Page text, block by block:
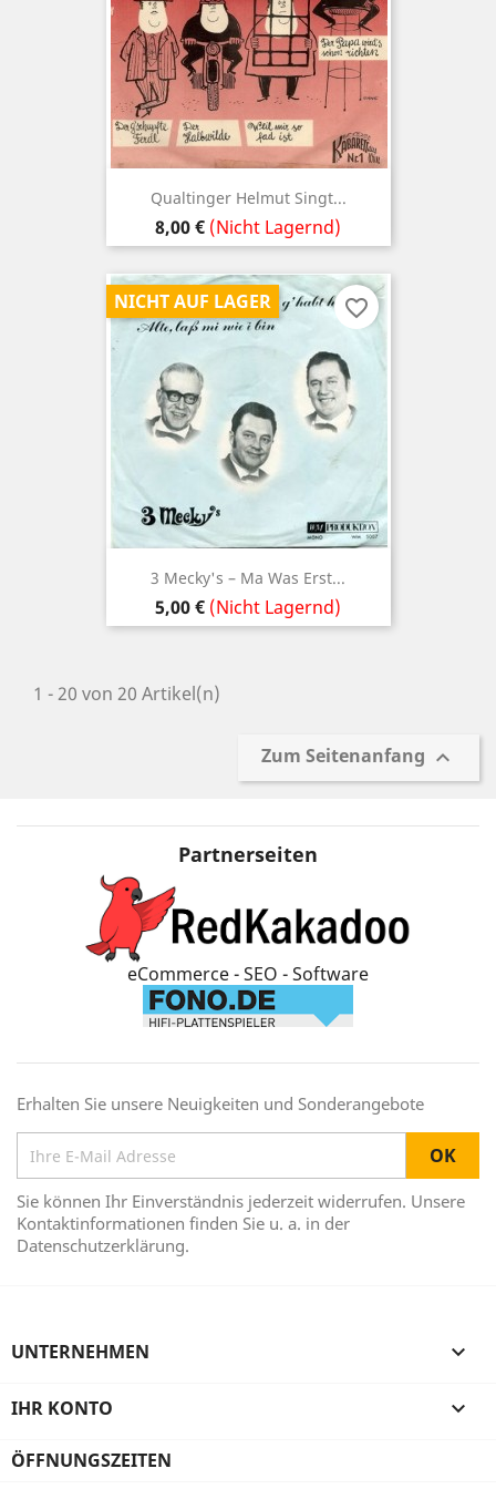
Qualtinger Helmut Singt...
Preis
8,00 € (Nicht Lagernd)
3 Mecky's ‎– Ma Was Erst...
Preis
5,00 € (Nicht Lagernd)
NICHT AUF LAGER favorite_border
1 - 20 von 20 Artikel(n)
Zum Seitenanfang 
Partnerseiten
eCommerce - SEO - Software
Erhalten Sie unsere Neuigkeiten und Sonderangebote
Sie können Ihr Einverständnis jederzeit widerrufen. Unsere
Kontaktinformationen finden Sie u. a. in der
Datenschutzerklärung.
UNTERNEHMEN 
IHR KONTO 
ÖFFNUNGSZEITEN